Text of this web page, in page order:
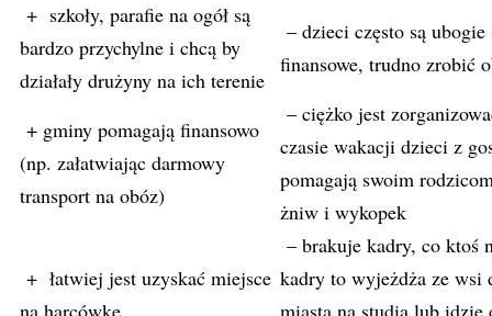
+ szkoły, parafie na ogół są
bardzo przychylne i chcą by
działały drużyny na ich terenie
– dzieci często są
finansowe, trudno zrobić
+ gminy pomagają finansowo
(np. załatwiając darmowy
transport na obóz)
– ciężko jest
czasie wakacji dzieci z
pomagają swoim
żniw i wykopek
+ łatwiej jest uzyskać miejsce
na harcówkę
– brakuje kadry, co ktoś
kadry to wyjeżdża ze wsi
miasta na studia lub idzie